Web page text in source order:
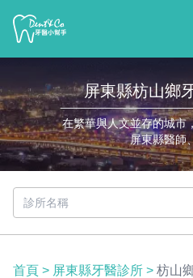
屏東縣枋山鄉
在繁華與人文並存的城市
屏東縣醫師
首頁 > 屏東縣牙醫診所 > 枋山